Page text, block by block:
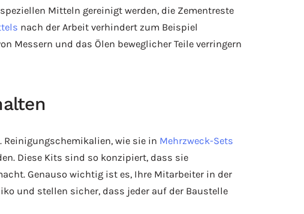
Mitteln gereinigt werden, die Zementreste
nach der Arbeit verhindert zum Beispiel
Messern und das Ölen beweglicher Teile verringern
Reinigungschemikalien, wie sie in Mehrzweck-Sets
Diese Kits sind so konzipiert, dass sie
Genauso wichtig ist es, Ihre Mitarbeiter in der
und stellen sicher, dass jeder auf der Baustelle